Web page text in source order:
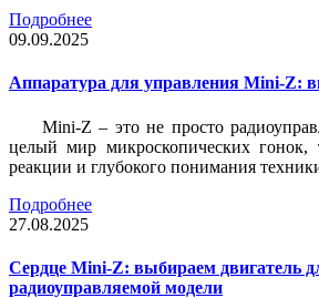
Подробнее
09.09.2025
Аппаратура для управления Mini-Z:
Mini-Z – это не просто
целый мир микроскопических гонок,
реакции и глубокого понимания
Подробнее
27.08.2025
Сердце Mini-Z: выбираем двигатель
радиоуправляемой модели